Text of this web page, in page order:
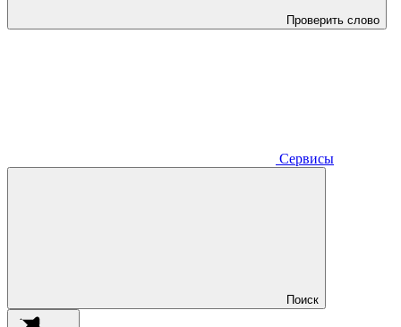
Проверить слово
Сервисы
Поиск